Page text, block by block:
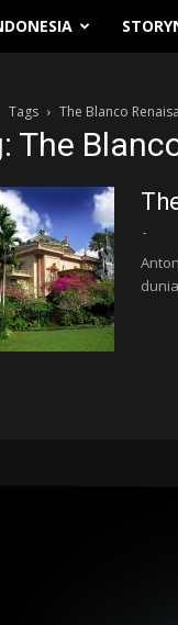
Tags The Blanco
The
-